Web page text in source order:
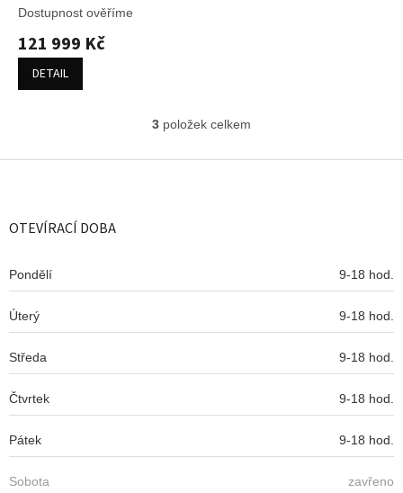
Dostupnost ověříme
121 999 Kč
DETAIL
O
l
r
y
ý
s
3 položek celkem
Z
OTEVÍRACÍ DOBA
Pondělí 9-18 hod.
Úterý 9-18 hod.
Středa 9-18 hod.
Čtvrtek 9-18 hod.
Pátek 9-18 hod.
Sobota zavřeno